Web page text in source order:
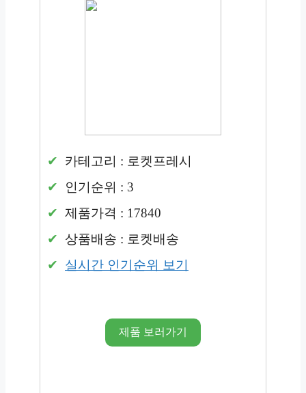
카테고리 : 로켓프레시
인기순위 : 3
제품가격 : 17840
상품배송 : 로켓배송
실시간 인기순위 보기
제품 보러가기